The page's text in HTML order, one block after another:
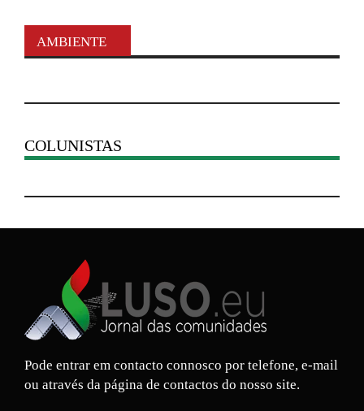
AMBIENTE
COLUNISTAS
Pode entrar em contacto connosco por telefone, e-mail
ou através da página de contactos do nosso site.